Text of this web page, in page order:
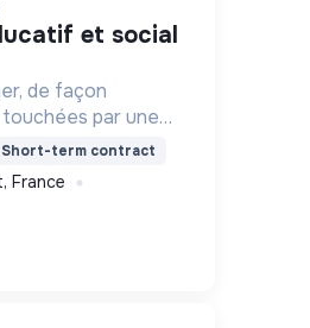
de façon
par une
physique
Short-term contract
France